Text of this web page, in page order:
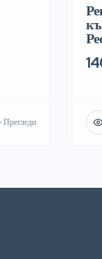
Прегледи